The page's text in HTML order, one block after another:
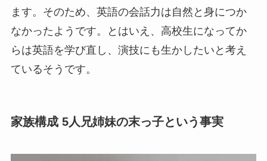
ます。そのため、英語の会話力は自然と身につか
なかったようです。とはいえ、高校生になってか
らは英語を学び直し、演技にも生かしたいと考え
ているそうです。
家族構成 5人兄姉妹の末っ子という事実